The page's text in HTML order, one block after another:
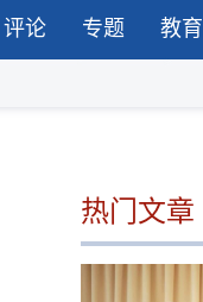
评论 专题 教育
热门文章